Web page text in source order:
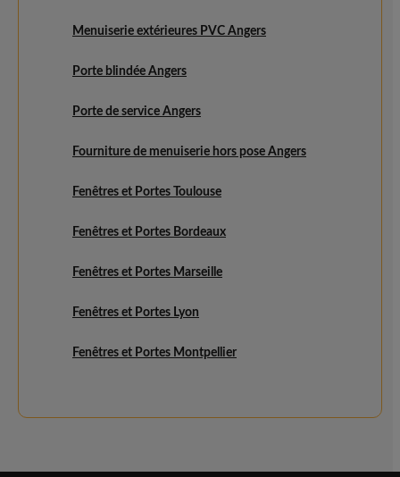
Menuiserie extérieures PVC Angers
Porte blindée Angers
Porte de service Angers
Fourniture de menuiserie hors pose Angers
Fenêtres et Portes Toulouse
Fenêtres et Portes Bordeaux
Fenêtres et Portes Marseille
Fenêtres et Portes Lyon
Fenêtres et Portes Montpellier